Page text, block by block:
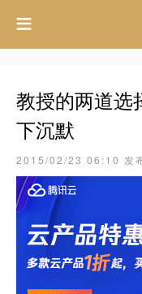
教授的两道选
下沉默
2015/02/23 06:10 发